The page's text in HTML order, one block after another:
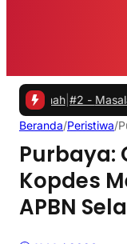
#2 -Masalah Utama
Beranda/Peristiwa/
Purbaya:
Kopdes
APBN